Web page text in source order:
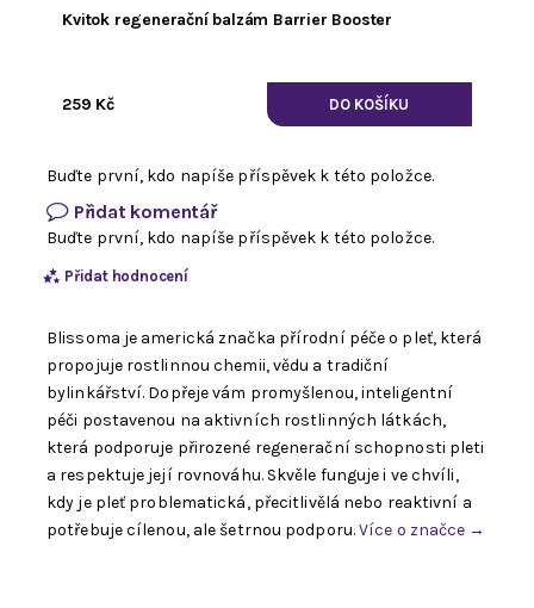
Kvitok regenerační balzám Barrier Booster
259 Kč
Buďte první, kdo napíše příspěvek k této položce.
Přidat komentář
Buďte první, kdo napíše příspěvek k této položce.
Přidat hodnocení
Blissoma je americká značka přírodní péče o pleť, která
propojuje rostlinnou chemii, vědu a tradiční
bylinkářství. Dopřeje vám promyšlenou, inteligentní
péči postavenou na aktivních rostlinných látkách,
která podporuje přirozené regenerační schopnosti pleti
a respektuje její rovnováhu. Skvěle funguje i ve chvíli,
kdy je pleť problematická, přecitlivělá nebo reaktivní a
potřebuje cílenou, ale šetrnou podporu.Více o značce →